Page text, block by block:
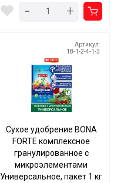
- +
Артикул:
18-1-2-4-1-3
Сухое удобрение BONA
FORTE комплексное
гранулированное с
микроэлементами
Универсальное, пакет 1 кг